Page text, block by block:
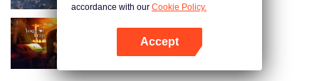
步步深陷
accordance with our Cookie Policy.
Accept